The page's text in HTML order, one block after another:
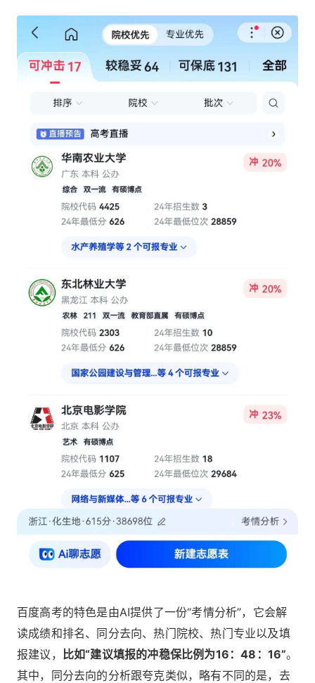
百度高考的特色是由AI提供了一份“考情分析”，它会解
读成绩和排名、同分去向、热门院校、热门专业以及填
报建议，
比如“建议填报的冲稳保比例为16：48：16”。
其中，同分去向的分析跟夸克类似，略有不同的是，去